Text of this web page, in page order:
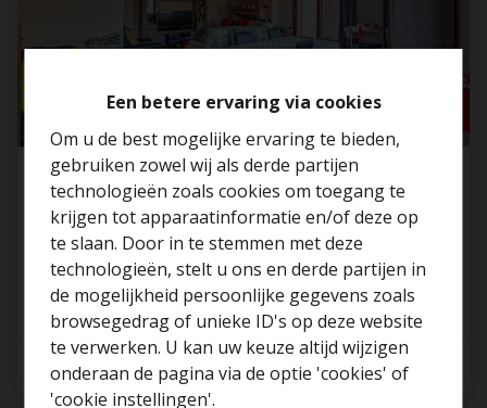
Een betere ervaring via cookies
Om u de best mogelijke ervaring te bieden,
gebruiken zowel wij als derde partijen
technologieën zoals cookies om toegang te
krijgen tot apparaatinformatie en/of deze op
te slaan. Door in te stemmen met deze
technologieën, stelt u ons en derde partijen in
de mogelijkheid persoonlijke gegevens zoals
browsegedrag of unieke ID's op deze website
te verwerken. U kan uw keuze altijd wijzigen
onderaan de pagina via de optie 'cookies' of
'cookie instellingen'.
Ruim app met 3 slp en autostaanplaats voor
de deur
2070 Beveren-Kruibeke-Zwijndrecht
3 1 135 m²
Benieuwd naar de
waarde van je huis?
Gratis schatting